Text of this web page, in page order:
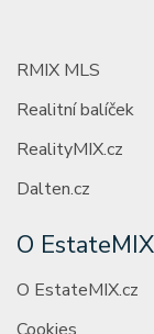
RMIX MLS
Realitní balíček
RealityMIX.cz
Dalten.cz
O EstateMIX
O EstateMIX.cz